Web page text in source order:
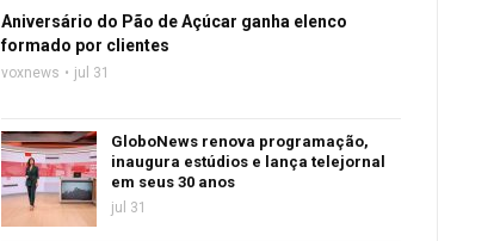
Aniversário do Pão de Açúcar ganha elenco
formado por clientes
voxnews jul 31
GloboNews renova programação,
inaugura estúdios e lança telejornal
em seus 30 anos
jul 31